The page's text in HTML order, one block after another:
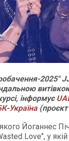
2025"
інформує
Україна
Йоганнес
Love", у